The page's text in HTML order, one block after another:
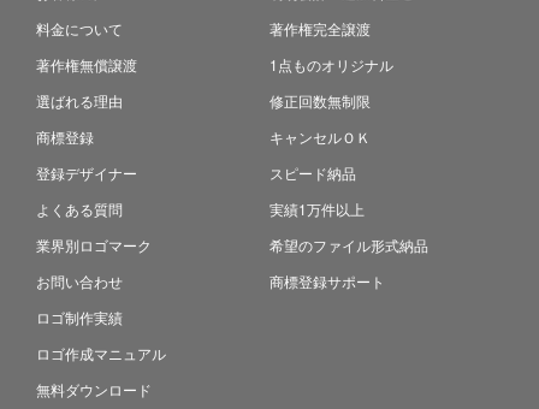
料金について
著作権無償譲渡
選ばれる理由
商標登録
登録デザイナー
よくある質問
業界別ロゴマーク
お問い合わせ
ロゴ制作実績
ロゴ作成マニュアル
無料ダウンロード
著作権完全譲渡
1点ものオリジナル
修正回数無制限
キャンセルＯＫ
スピード納品
実績1万件以上
希望のファイル形式納品
商標登録サポート